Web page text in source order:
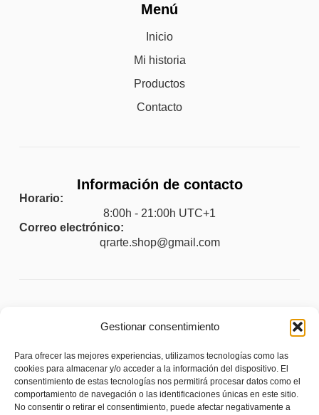
Gestionar consentimiento
Para ofrecer las mejores experiencias, utilizamos tecnologías como las
cookies para almacenar y/o acceder a la información del dispositivo. El
consentimiento de estas tecnologías nos permitirá procesar datos como el
comportamiento de navegación o las identificaciones únicas en este sitio.
No consentir o retirar el consentimiento, puede afectar negativamente a
Menú
Inicio
Mi historia
Productos
Contacto
Información de contacto
Horario:
8:00h - 21:00h UTC+1
Correo electrónico:
qrarte.shop@gmail.com
Política de privacidad
Política de cookies (UE)